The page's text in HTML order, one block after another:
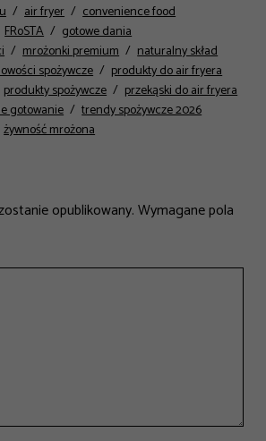
air fryer
convenience food
FRoSTA
gotowe dania
mrożonki premium
naturalny skład
spożywcze
produkty do air fryera
produkty spożywcze
przekąski do air fryera
gotowanie
trendy spożywcze 2026
żywność mrożona
opublikowany.Wymagane pola